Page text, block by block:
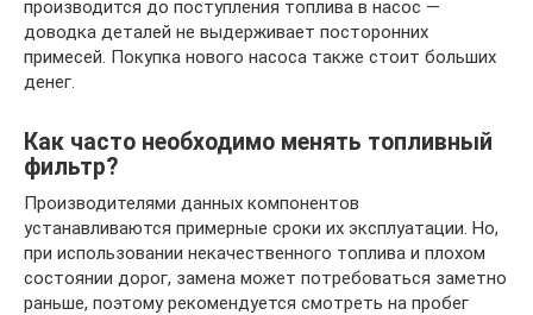
производится до поступления топлива в насос —
доводка деталей не выдерживает посторонних
примесей. Покупка нового насоса также стоит больших
денег.
Как часто необходимо менять топливный
фильтр?
Производителями данных компонентов
устанавливаются примерные сроки их эксплуатации. Но,
при использовании некачественного топлива и плохом
состоянии дорог, замена может потребоваться заметно
раньше, поэтому рекомендуется смотреть на пробег